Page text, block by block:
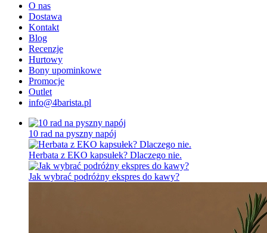
O nas
Dostawa
Kontakt
Blog
Recenzje
Hurtowy
Bony upominkowe
Promocje
Outlet
info@4barista.pl
10 rad na pyszny napój
Herbata z EKO kapsułek? Dlaczego nie.
Jak wybrać podróżny ekspres do kawy?